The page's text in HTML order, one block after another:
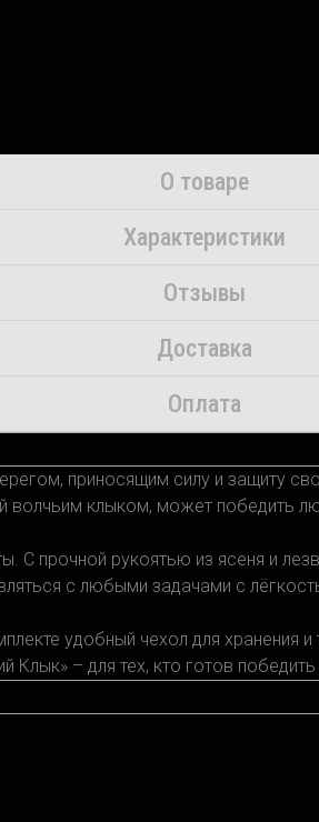
О товаре
Характеристики
Отзывы
Доставка
Оплата
приносящим силу и защиту
волчьим клыком, может победить
С прочной рукоятью из ясеня и
с любыми задачами с
удобный чехол для хранения
Клык» – для тех, кто готов